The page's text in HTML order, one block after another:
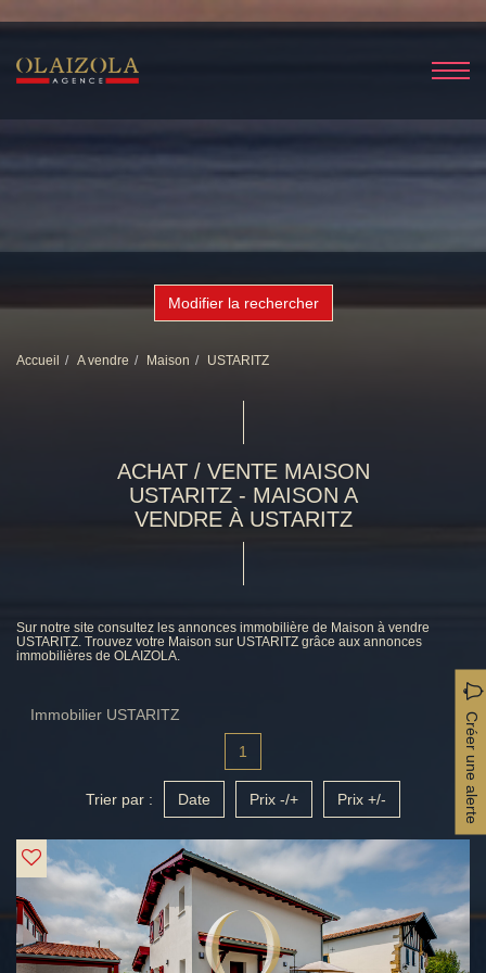
Modifier la rechercher
Accueil A vendre Maison USTARITZ
ACHAT / VENTE MAISON
USTARITZ - MAISON A
VENDRE À USTARITZ
Sur notre site consultez les annonces immobilière de Maison à vendre
USTARITZ. Trouvez votre Maison sur USTARITZ grâce aux annonces
immobilières de OLAIZOLA.
Immobilier USTARITZ Créer une alerte
1
Trier par : Date Prix -/+ Prix +/-